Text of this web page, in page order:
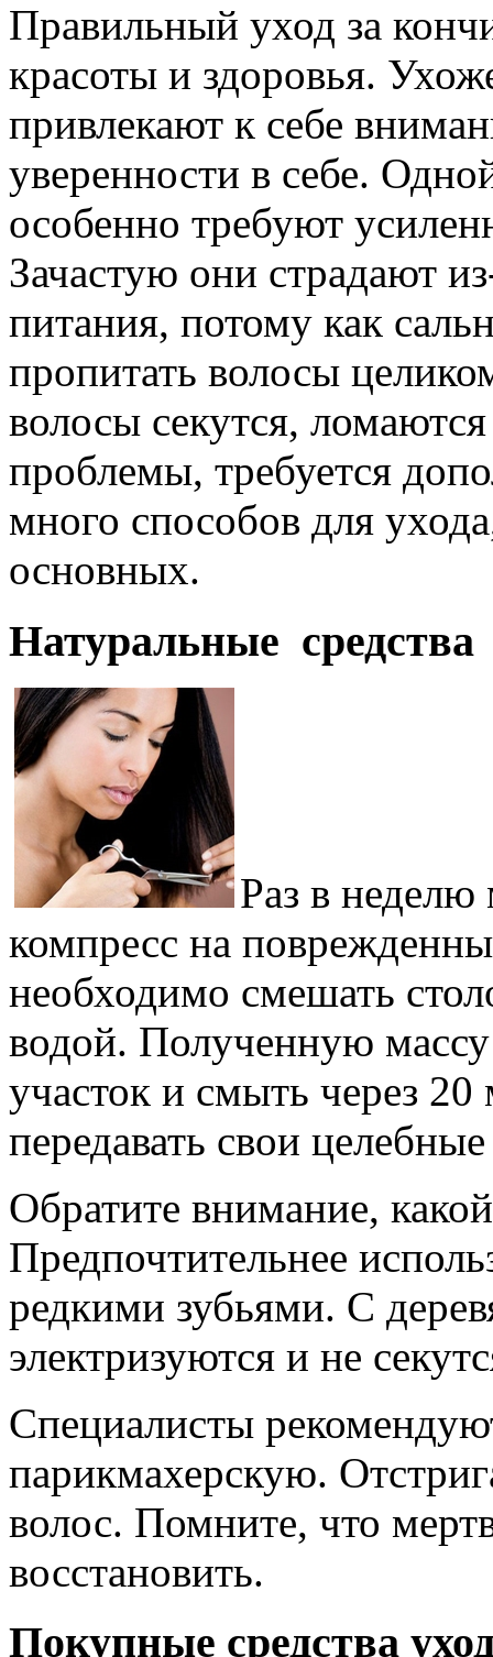
Правильный уход за
красоты и здоровья.
привлекают к себе
уверенности в себе.
особенно требуют
Зачастую они страдают
питания, потому как
пропитать волосы
волосы секутся,
проблемы, требуется
много способов для
основных.
Натуральные средства
Раз в
компресс на
необходимо смешать
водой. Полученную
участок и смыть через
передавать свои целебные
Обратите внимание,
Предпочтительнее
редкими зубьями. С
электризуются и не
Специалисты
парикмахерскую.
волос. Помните, что
восстановить.
Покупные средства